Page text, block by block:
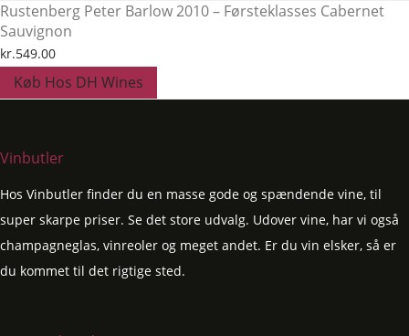
Rustenberg Peter Barlow 2010 – Førsteklasses Cabernet
Sauvignon
kr.549.00
Køb Hos DH Wines
Vinbutler
Hos Vinbutler finder du en masse gode og spændende vine, til
super skarpe priser. Se det store udvalg. Udover vine, har vi også
champagneglas, vinreoler og meget andet. Er du vin elsker, så er
du kommet til det rigtige sted.